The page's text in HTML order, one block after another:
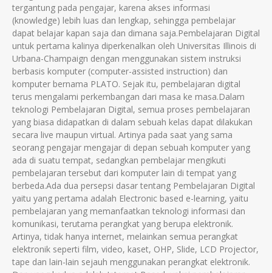
tergantung pada pengajar, karena akses informasi
(knowledge) lebih luas dan lengkap, sehingga pembelajar
dapat belajar kapan saja dan dimana saja.Pembelajaran Digital
untuk pertama kalinya diperkenalkan oleh Universitas Illinois di
Urbana-Champaign dengan menggunakan sistem instruksi
berbasis komputer (computer-assisted instruction) dan
komputer bernama PLATO. Sejak itu, pembelajaran digital
terus mengalami perkembangan dari masa ke masa.Dalam
teknologi Pembelajaran Digital, semua proses pembelajaran
yang biasa didapatkan di dalam sebuah kelas dapat dilakukan
secara live maupun virtual. Artinya pada saat yang sama
seorang pengajar mengajar di depan sebuah komputer yang
ada di suatu tempat, sedangkan pembelajar mengikuti
pembelajaran tersebut dari komputer lain di tempat yang
berbeda.Ada dua persepsi dasar tentang Pembelajaran Digital
yaitu yang pertama adalah Electronic based e-learning, yaitu
pembelajaran yang memanfaatkan teknologi informasi dan
komunikasi, terutama perangkat yang berupa elektronik.
Artinya, tidak hanya internet, melainkan semua perangkat
elektronik seperti film, video, kaset, OHP, Slide, LCD Projector,
tape dan lain-lain sejauh menggunakan perangkat elektronik.